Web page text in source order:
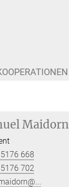
Maidorn
668
702